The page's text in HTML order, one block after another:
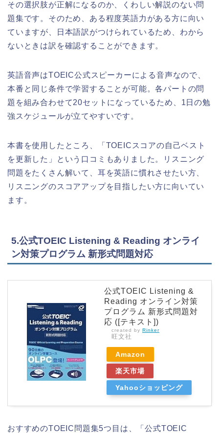
その選択肢が正解になるのか、くわしい解説のない問
題集です。そのため、ある程度英語力がある方に向い
ていますが、日本語訳がつけられているため、わから
ないときは訳を確認することができます。
英語音声はTOEIC公式スピーカーによる音声なので、
本番と同じ条件で学習することが可能。各パートの問
題を組み合わせて20セットになっているため、1日の勉
強スケジュールが立てやすいです。
本書を使用したところ、「TOEICスコアの自己ベスト
を更新した」という口コミもありました。リスニング
問題をたくさん解いて、耳を英語に慣れさせたい方、
リスニングのスコアアップを目指したい方に向いてい
ます。
5.公式TOEIC Listening & Reading オンライ
ン対策プログラム 新形式問題対応
公式TOEIC Listening &
Reading オンライン対策
プログラム 新形式問題対
応 ([テキスト])
created by Rinker
旺文社
Amazon
楽天市場
Yahooショッピング
おすすめのTOEIC問題集5つ目は、「公式TOEIC